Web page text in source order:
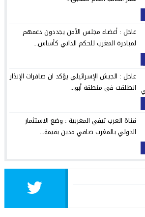
عاجل : أعضاء مجلس الأمن يجددون دعمهم
لمبادرة المغرب للحكم الذاتي كأساس...
عاجل : الجيش الإسرائيلي يؤكد ان صافرات الإنذار
انطلقت في منطقة أبو...
قناة العرب تيفي المغربية : وضع الاستثمار
الدولي بالمغرب صافي مدين بقيمة...